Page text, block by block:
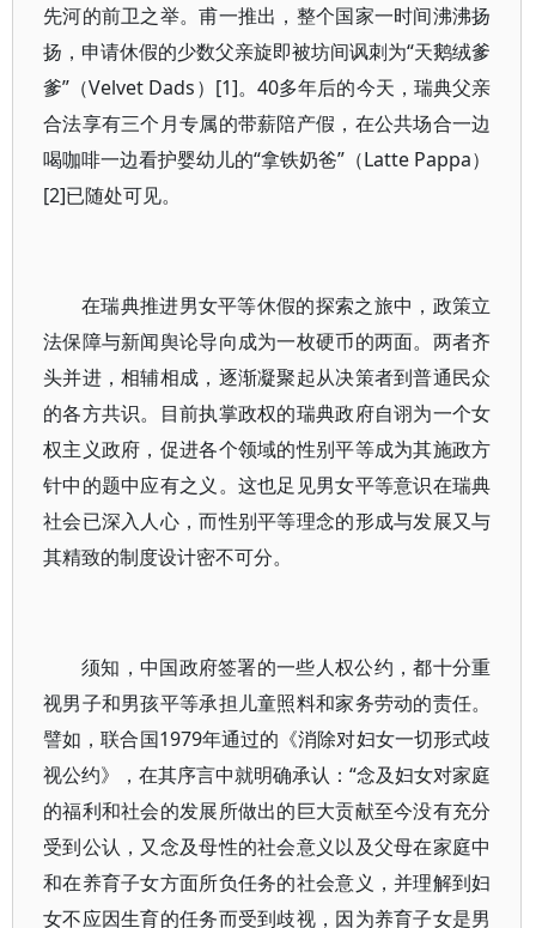
先河的前卫之举。甫一推出，整个国家一时间沸沸扬
扬，申请休假的少数父亲旋即被坊间讽刺为“天鹅绒爹
爹”（Velvet Dads）[1]。40多年后的今天，瑞典父亲
合法享有三个月专属的带薪陪产假，在公共场合一边
喝咖啡一边看护婴幼儿的“拿铁奶爸”（Latte Pappa）
[2]已随处可见。
在瑞典推进男女平等休假的探索之旅中，政策立
法保障与新闻舆论导向成为一枚硬币的两面。两者齐
头并进，相辅相成，逐渐凝聚起从决策者到普通民众
的各方共识。目前执掌政权的瑞典政府自诩为一个女
权主义政府，促进各个领域的性别平等成为其施政方
针中的题中应有之义。这也足见男女平等意识在瑞典
社会已深入人心，而性别平等理念的形成与发展又与
其精致的制度设计密不可分。
须知，中国政府签署的一些人权公约，都十分重
视男子和男孩平等承担儿童照料和家务劳动的责任。
譬如，联合国1979年通过的《消除对妇女一切形式歧
视公约》，在其序言中就明确承认：“念及妇女对家庭
的福利和社会的发展所做出的巨大贡献至今没有充分
受到公认，又念及母性的社会意义以及父母在家庭中
和在养育子女方面所负任务的社会意义，并理解到妇
女不应因生育的任务而受到歧视，因为养育子女是男